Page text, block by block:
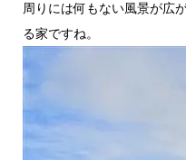
周りには何もない風景が広
る家ですね。